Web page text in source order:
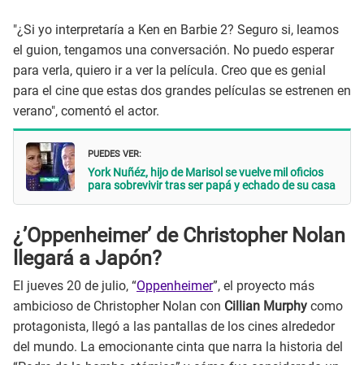
"¿Si yo interpretaría a Ken en Barbie 2? Seguro si, leamos
el guion, tengamos una conversación. No puedo esperar
para verla, quiero ir a ver la película. Creo que es genial
para el cine que estas dos grandes películas se estrenen en
verano", comentó el actor.
PUEDES VER:
York Nuñéz, hijo de Marisol se vuelve mil oficios
para sobrevivir tras ser papá y echado de su casa
¿’Oppenheimer’ de Christopher Nolan
llegará a Japón?
El jueves 20 de julio, “Oppenheimer”, el proyecto más
ambicioso de Christopher Nolan con Cillian Murphy como
protagonista, llegó a las pantallas de los cines alrededor
del mundo. La emocionante cinta que narra la historia del